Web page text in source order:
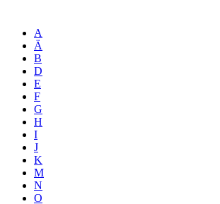
A
Ä
B
D
E
F
G
H
I
J
K
M
N
O